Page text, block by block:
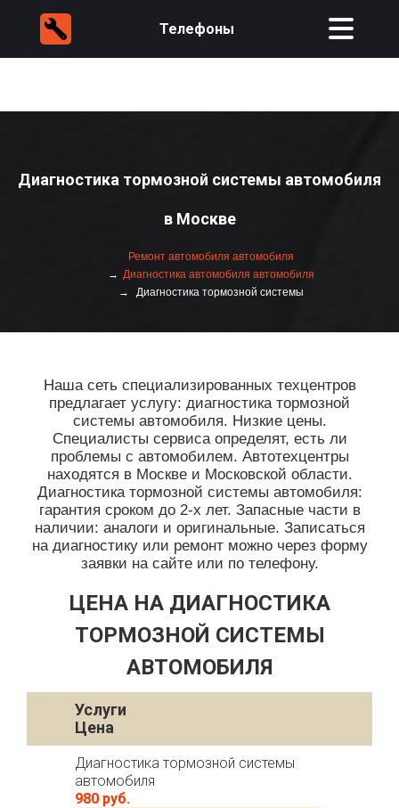
Телефоны
Диагностика тормозной системы автомобиля
в Москве
Ремонт автомобиля автомобиля
Диагностика автомобиля автомобиля
Диагностика тормозной системы
Наша сеть специализированных техцентров
предлагает услугу: диагностика тормозной
системы автомобиля. Низкие цены.
Специалисты сервиса определят, есть ли
проблемы с автомобилем. Автотехцентры
находятся в Москве и Московской области.
Диагностика тормозной системы автомобиля:
гарантия сроком до 2-х лет. Запасные части в
наличии: аналоги и оригинальные. Записаться
на диагностику или ремонт можно через форму
заявки на сайте или по телефону.
ЦЕНА НА ДИАГНОСТИКА
ТОРМОЗНОЙ СИСТЕМЫ
АВТОМОБИЛЯ
Услуги
Цена
Диагностика тормозной системы
автомобиля
980 руб.